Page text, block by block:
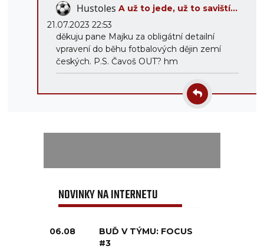
HustolesA už to jede, už to saviští...
21.07.2023 22:53
děkuju pane Majku za obligátní detailní
vpravení do běhu fotbalových dějin zemí
českých. P.S. Čavoš OUT? hm
NOVINKY NA INTERNETU
06.08
BUĎ V TÝMU: FOCUS
#3